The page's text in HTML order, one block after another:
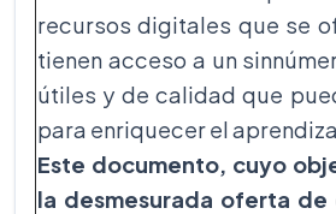
recursos digitales que se
tienen acceso a un
útiles y de calidad que
para enriquecer el
Este documento, cuyo
la desmesurada oferta de